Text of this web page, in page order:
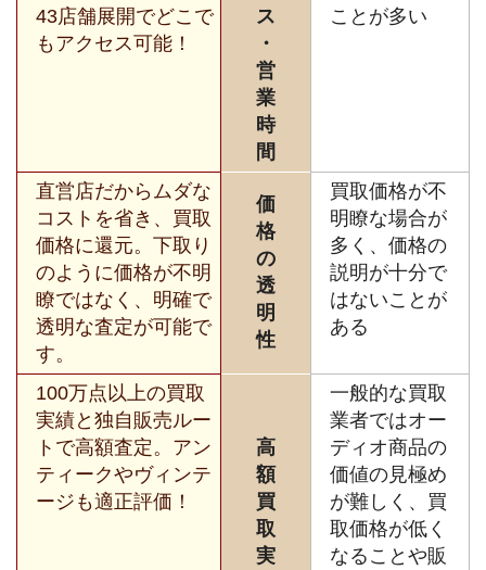
43店舗展開でどこで
もアクセス可能！
ス
・
営
業
時
間
ことが多い
直営店だからムダな
コストを省き、買取
価格に還元。下取り
のように価格が不明
瞭ではなく、明確で
透明な査定が可能で
す。
価
格
の
透
明
性
買取価格が不
明瞭な場合が
多く、価格の
説明が十分で
はないことが
ある
100万点以上の買取
実績と独自販売ルー
トで高額査定。アン
ティークやヴィンテ
ージも適正評価！
高
額
買
取
実
一般的な買取
業者ではオー
ディオ商品の
価値の見極め
が難しく、買
取価格が低く
なることや販